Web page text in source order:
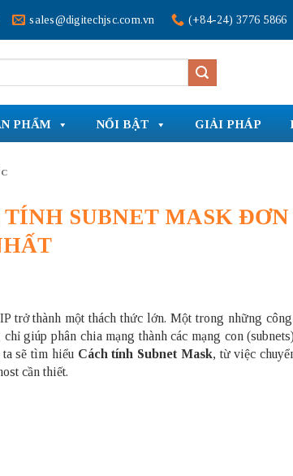
sales@digitechjsc.com.vn (+84-24) 3776 5866
PHẨM NỔI BẬT GIẢI PHÁP
SUBNET MASK ĐƠN
trở thành một thách thức lớn. Một trong những công
chỉ giúp phân chia mạng thành các mạng con
sẽ tìm hiểu Cách tính Subnet Mask, từ việc
cần thiết.